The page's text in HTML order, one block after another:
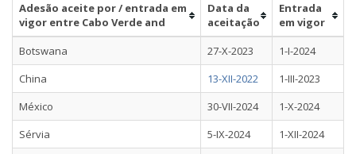
Adesão aceite por / entrada em
vigor entre Cabo Verde and
Data da
aceitação
Entrada
em vigor
Botswana
27-X-2023
1-I-2024
China
13-XII-2022
1-III-2023
México
30-VII-2024
1-X-2024
Sérvia
5-IX-2024
1-XII-2024